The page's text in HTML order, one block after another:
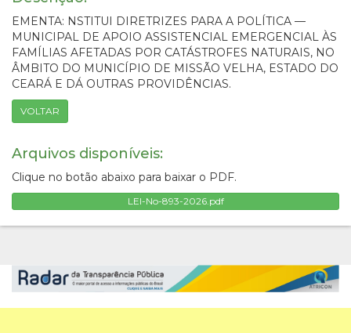
EMENTA: NSTITUI DIRETRIZES PARA A POLÍTICA —
MUNICIPAL DE APOIO ASSISTENCIAL EMERGENCIAL ÀS
FAMÍLIAS AFETADAS POR CATÁSTROFES NATURAIS, NO
ÂMBITO DO MUNICÍPIO DE MISSÃO VELHA, ESTADO DO
CEARÁ E DÁ OUTRAS PROVIDÊNCIAS.
VOLTAR
Arquivos disponíveis:
Clique no botão abaixo para baixar o PDF.
LEI-No-893-2026.pdf